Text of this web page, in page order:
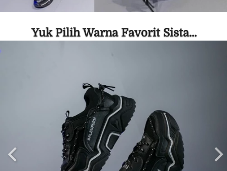
Yuk Pilih Warna Favorit Sista...